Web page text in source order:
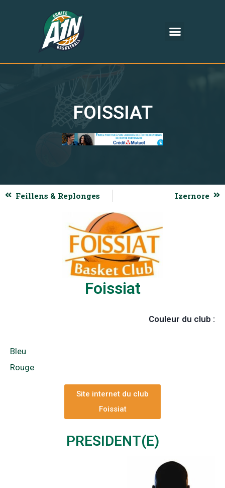
FOISSIAT
Feillens & Replonges Izernore
Foissiat
Couleur du club :
Bleu
Rouge
Site internet du club
Foissiat
PRESIDENT(E)